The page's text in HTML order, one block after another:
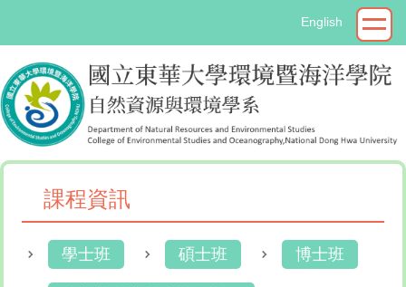
要
內
容
區
English
課程資訊
學士班 碩士班 博士班